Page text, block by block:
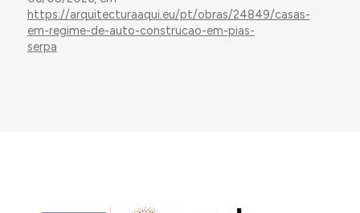
https://arquitecturaaqui.eu/pt/obras/24849/casas-
em-regime-de-auto-construcao-em-pias-
serpa